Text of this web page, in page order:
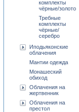
комплекты
чёрные/золото
Требные
комплекты
чёрные/
серебро
Иподьяконские
облачения
Мантии одежда
Монашеский
обиход
Облачения на
жертвенник
Облачения на
престол